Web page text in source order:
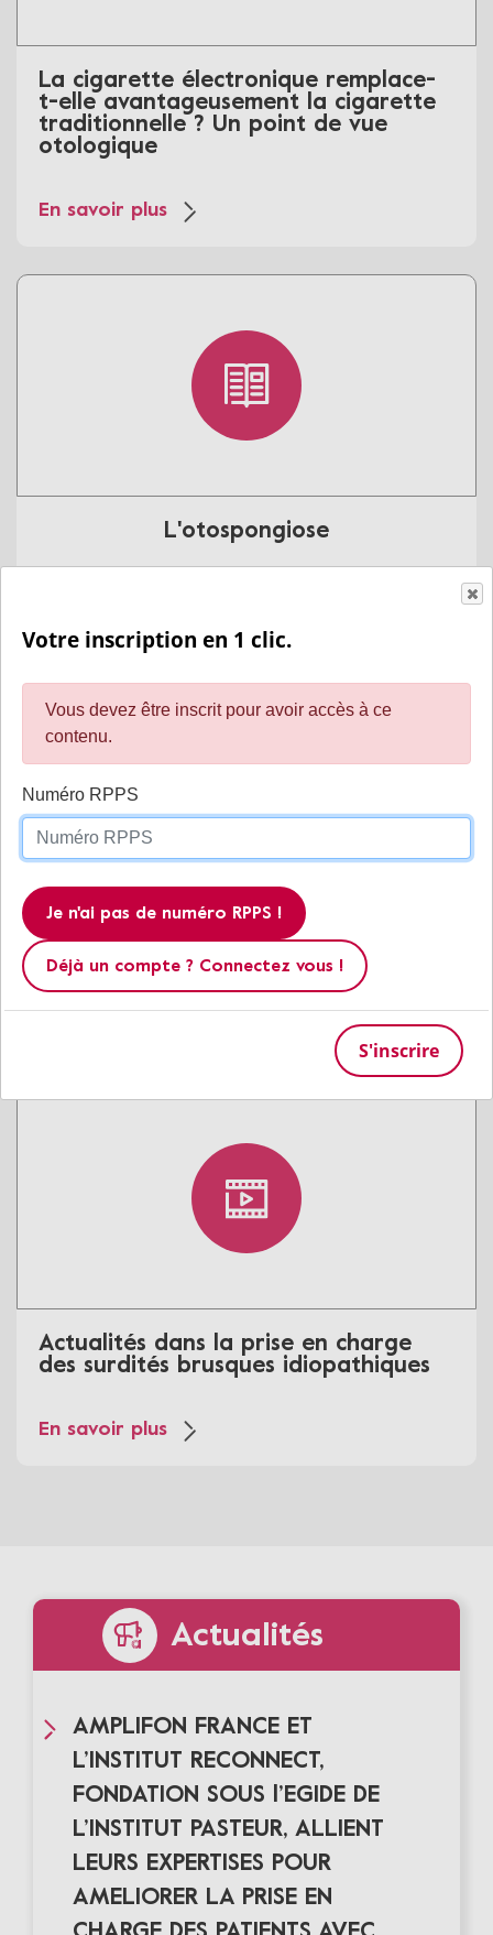
La cigarette électronique remplace-
t-elle avantageusement la cigarette
traditionnelle ? Un point de vue
otologique
En savoir plus
L'otospongiose
Intelligence artificielle basée sur des
organoïdes de cerveau humain : le
projet “Dishbrain”
Actualités dans la prise en charge
des surdités brusques idiopathiques
En savoir plus
Actualités
AMPLIFON FRANCE ET
L’INSTITUT RECONNECT,
FONDATION SOUS l’EGIDE DE
L’INSTITUT PASTEUR, ALLIENT
LEURS EXPERTISES POUR
AMELIORER LA PRISE EN
Votre inscription en 1 clic.
Vous devez être inscrit pour avoir accès à ce
contenu.
Numéro RPPS
Je n'ai pas de numéro RPPS !
Déjà un compte ? Connectez vous !
S'inscrire